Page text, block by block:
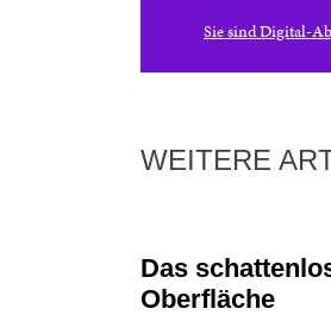
Sie sind Digital-
WEITERE
Das
Oberfläche